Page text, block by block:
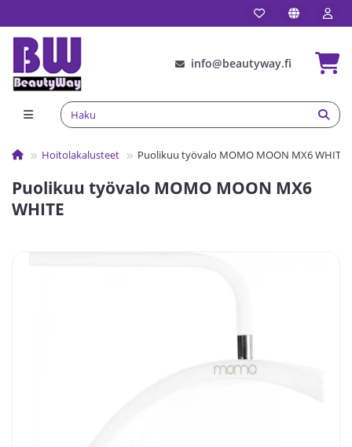
info@beautyway.fi
Hoitolakalusteet Puolikuu työvalo MOMO MOON MX6 WHITE
Puolikuu työvalo MOMO MOON MX6
WHITE